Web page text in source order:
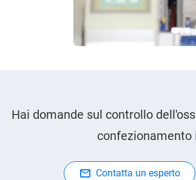
Hai domande sul controllo
Contatta un esperto